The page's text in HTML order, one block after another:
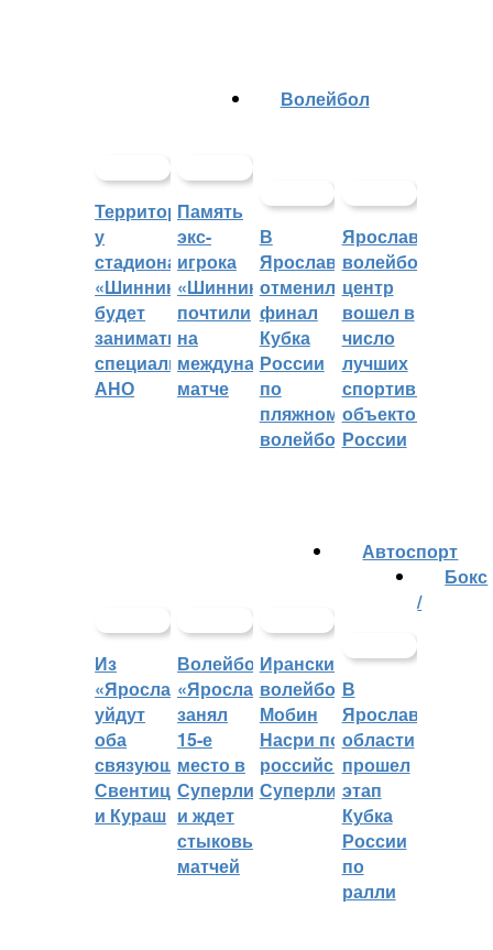
Территорией
у
стадиона
«Шинник»
будет
заниматься
специальное
АНО
Память
экс-
игрока
«Шинника»
почтили
на
международном
матче
Волейбол
В
Ярославле
отменили
финал
Кубка
России
по
пляжному
волейболу
Ярославский
волейбольный
центр
вошел в
число
лучших
спортивных
объектов
России
Из
«Ярославича»
уйдут
оба
связующих:
Свентицкис
и Кураш
Волейбольный
«Ярославич»
занял
15-е
место в
Суперлиге
и ждет
стыковых
матчей
Иранский
волейболист
Мобин
Насри покинет
российскую
Суперлигу
Автоспорт
В
Ярославской
области
прошел
этап
Кубка
России
по
ралли
Бокс
/